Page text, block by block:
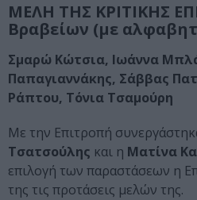
ΜΕΛΗ ΤΗΣ ΚΡΙΤΙΚΗΣ
Βραβείων (με
Σμαρώ Κώτσια, Ιωάννα
Παπαγιαννάκης, Σάββας
Ράπτου, Τόνια Τσαμούρη
Με την Επιτροπή
Τσατσούλης και η Ματίνα
επιλογή των παραστάσεων η
της τις προτάσεις μελών της.